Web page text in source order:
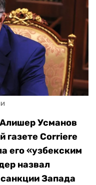
Усманов
газете Corriere
его «узбекским
назвал
Запада